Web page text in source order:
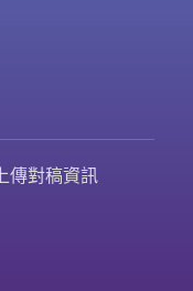
傳對稿資訊